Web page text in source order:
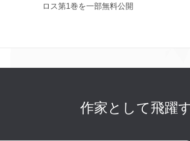
ロス第1巻を一部無料公開
作家として飛躍